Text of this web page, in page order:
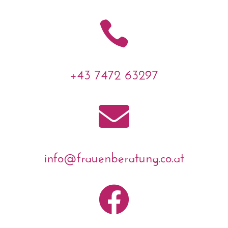

+43 7472 63297

info@frauenberatung.co.at
